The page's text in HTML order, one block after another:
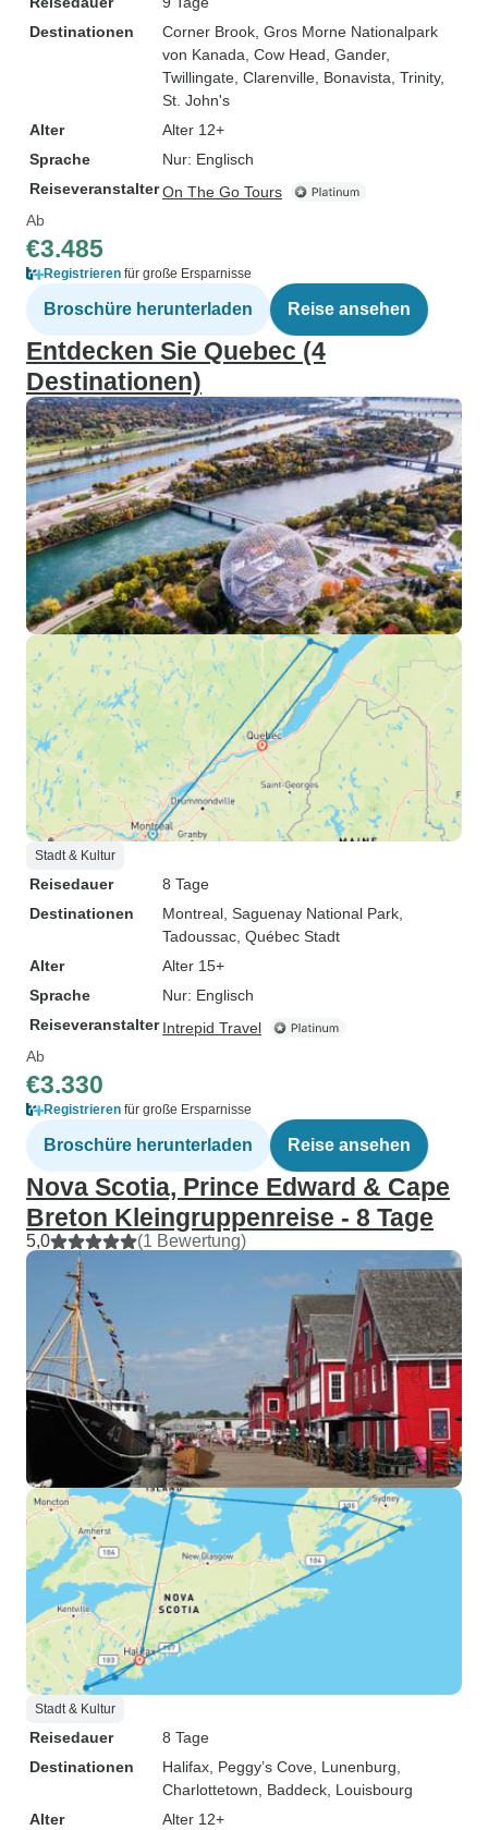
Destinationen
Corner Brook , Gros Morne Nationalpark
von Kanada , Cow Head , Gander,
Twillingate , Clarenville , Bonavista , Trinity,
St. John's
Alter
Alter 12+
Sprache
Nur: Englisch
ReiseveranstalterOn The Go Tours
Ab
€3.485
Registrieren für große Ersparnisse
Broschüre herunterladen Reise ansehen
Entdecken Sie Quebec (4
Destinationen)
Stadt & Kultur
Reisedauer
8 Tage
Destinationen
Montreal , Saguenay National Park
Tadoussac , Québec Stadt
Alter
Alter 15+
Sprache
Nur: Englisch
Reiseveranstalter Intrepid Travel
Ab
€3.330
Registrieren für große Ersparnisse
Broschüre herunterladen Reise ansehen
Nova Scotia, Prince Edward & Cape
Breton Kleingruppenreise - 8 Tage
5,0 (1 Bewertung)
Stadt & Kultur
Reisedauer
8 Tage
Destinationen
Halifax , Peggy’s Cove , Lunenburg
Charlottetown , Baddeck , Louisbourg
Alter
Alter 12+